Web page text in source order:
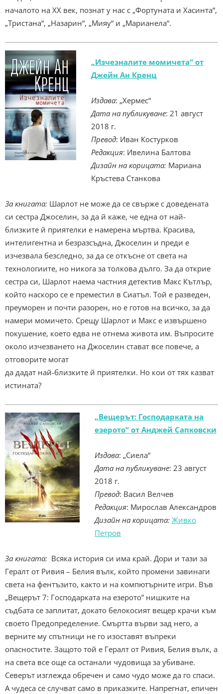
началото на ХХ век, познат у нас с „Фортуната и Хасинта“,
„Тристана“, „Назарин“, „Мияу“ и „Марианела“.
„Изчезналите момичета“ от
Джейн Ан Кренц
Издава: „Хермес“
Дата на публикуване: 21 август
2018 г.
Превод: Иван Костурков
Редакция: Ивелина Балтова
Дизайн на корицата: Мариана
Кръстева Станкова
За книгата: Шарлот не може да се свърже с доведената
си сестра Джоселин, за да й каже, че една от най-
близките й приятелки е намерена мъртва. Красива,
интелигентна и безразсъдна, Джоселин и преди е
изчезвала безследно, за да се откъсне от света на
технологиите, но никога за толкова дълго. За да открие
сестра си, Шарлот наема частния детектив Макс Кътлър,
който наскоро се е преместил в Сиатъл. Той е разведен,
преуморен и почти разорен, но е готов на всичко, за да
намери момичето. Срещу Шарлот и Макс е извършено
покушение, което едва не отнема живота им. Въпросите
около изчезването на Джоселин стават все повече, а
отговорите могат
да дадат най-близките й приятелки. Но кои от тях казват
истината?
„Вещерът: Господарката на
езерото“ от Анджей Сапковски
Издава: „Сиела“
Дата на публикуване: 23 август
2018 г.
Превод: Васил Велчев
Редакция: Мирослав Александров
Дизайн на корицата: Живко
Петров
За книгата: Всяка история си има край. Дори и тази за
Гералт от Ривия – Белия вълк, който промени завинаги
света на фентъзито, както и на компютърните игри. Във
„Вещерът 7: Господарката на езерото” нишките на
съдбата се заплитат, докато белокосият вещер крачи към
своето Предопределение. Смъртта върви зад него, а
верните му спътници не го изоставят въпреки
опасностите. Защото той е Гералт от Ривия, Белия вълк, а
на света все още са останали чудовища за убиване.
Северът изглежда обречен и само чудо може да го спаси.
А чудеса се случват само в приказките. Напрегнат, епичен